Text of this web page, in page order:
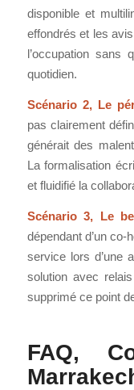
disponible et
effondrés et les
l’occupation sans
quotidien.
Scénario 2, Le
pas clairement
générait des
La formalisation
et fluidifié la
Scénario 3, Le
dépendant d’un co-
service lors d’une
solution avec
supprimé ce point
FAQ,